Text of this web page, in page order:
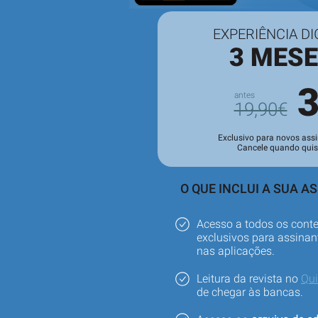
EXPERIÊNCIA
3
19,90€
Exclusivo para novos
Cancele quando
O QUE INCLUI A SUA
Acesso a todos os
exclusivos para
nas aplicações.
Leitura da revista no
de chegar às bancas.